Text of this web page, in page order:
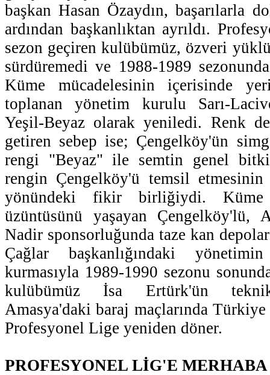
başkan Hasan Özaydın, başarılarla
ardından başkanlıktan ayrıldı.
sezon geçiren kulübümüz, özveri
sürdüremedi ve 1988-1989
Küme mücadelesinin içerisinde
toplanan yönetim kurulu Sarı-
Yeşil-Beyaz olarak yeniledi. Renk
getiren sebep ise; Çengelköy'ün
rengi "Beyaz" ile semtin genel
rengin Çengelköy'ü temsil etmesinin
yönündeki fikir birliğiydi. Küme
üzüntüsünü yaşayan
Nadir sponsorluğunda taze kan
Çağlar başkanlığındaki
kurmasıyla 1989-1990 sezonu
kulübümüz İsa Ertürk'ün
Amasya'daki baraj maçlarında
Profesyonel Lige yeniden döner.
PROFESYONEL LİG'E MERHABA